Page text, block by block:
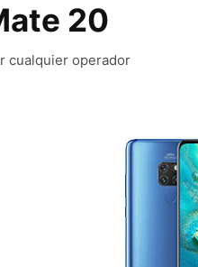
20
cualquier operador